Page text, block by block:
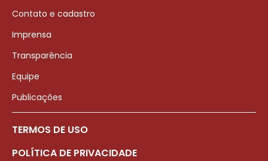
Contato e cadastro
Imprensa
Transparência
Equipe
Publicações
TERMOS DE USO
POLÍTICA DE PRIVACIDADE